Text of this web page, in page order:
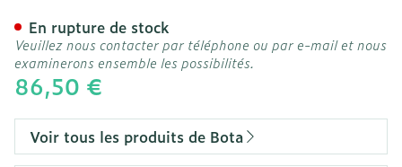
86,50 €
En rupture de stock
Veuillez nous contacter par téléphone ou par e-mail et nous
examinerons ensemble les possibilités.
Voir tous les produits de Bota